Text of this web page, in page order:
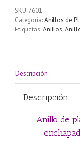
SKU: 7601
Categoría:Anillos de
Etiquetas:Anillos,
Descripción
Descripción
Anillo de